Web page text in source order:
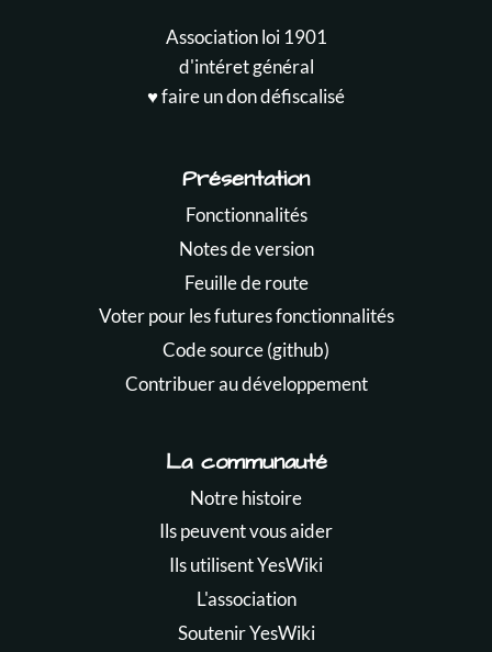
Association loi 1901
d'intéret général
♥️ faire un don défiscalisé
Présentation
Fonctionnalités
Notes de version
Feuille de route
Voter pour les futures fonctionnalités
Code source (github)
Contribuer au développement
La communauté
Notre histoire
Ils peuvent vous aider
Ils utilisent YesWiki
L'association
Soutenir YesWiki